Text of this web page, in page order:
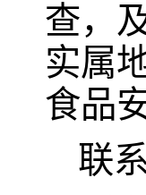
查，
实属
食品
联